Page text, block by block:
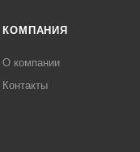
КОМПАНИЯ
О компании
Контакты